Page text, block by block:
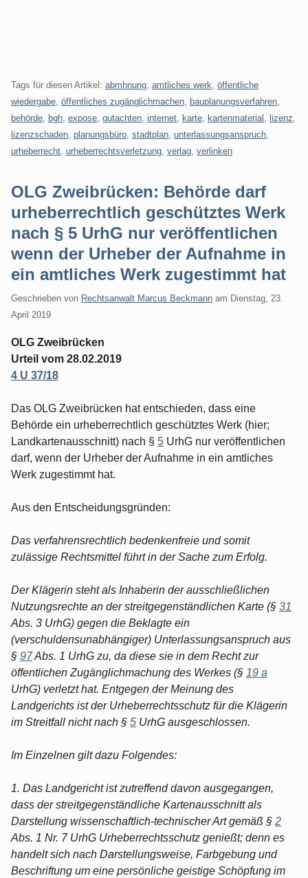
Tags für diesen Artikel: abmhnung amtliches werk öffentliche
wiedergabe öffentliches zugänglichmachen bauplanungsverfahren
behörde
bgh expose gutachten internet karte kartenmaterial lizenz
lizenzschaden planungsbüro stadtplan unterlassungsanspruch
urheberrecht urheberrechtsverletzung verlag verlinken
OLG Zweibrücken: Behörde darf
urheberrechtlich geschütztes Werk
nach § 5 UrhG nur veröffentlichen
wenn der Urheber der Aufnahme in
ein amtliches Werk zugestimmt hat
Geschrieben von Rechtsanwalt Marcus Beckmann am Dienstag, 23.
April 2019
OLG Zweibrücken
Urteil vom 28.02.2019
4 U 37/18
Das OLG Zweibrücken hat entschieden, dass eine
Behörde ein urheberrechtlich geschütztes Werk (hier;
Landkartenausschnitt) nach § 5 UrhG nur veröffentlichen
darf, wenn der Urheber der Aufnahme in ein amtliches
Werk zugestimmt hat.
Aus den Entscheidungsgründen:
Das verfahrensrechtlich bedenkenfreie und somit
zulässige Rechtsmittel führt in der Sache zum Erfolg.
Der Klägerin steht als Inhaberin der ausschließlichen
Nutzungsrechte an der streitgegenständlichen Karte (§ 31
Abs. 3 UrhG) gegen die Beklagte ein
(verschuldensunabhängiger) Unterlassungsanspruch aus
§ 97Abs. 1 UrhG zu, da diese sie in dem Recht zur
öffentlichen Zugänglichmachung des Werkes (§ 19 a
UrhG) verletzt hat. Entgegen der Meinung des
Landgerichts ist der Urheberrechtsschutz für die Klägerin
im Streitfall nicht nach § 5 UrhG ausgeschlossen.
Im Einzelnen gilt dazu Folgendes:
1. Das Landgericht ist zutreffend davon ausgegangen,
dass der streitgegenständliche Kartenausschnitt als
Darstellung wissenschaftlich-technischer Art gemäß § 2
Abs. 1 Nr. 7 UrhG Urheberrechtsschutz genießt; denn es
handelt sich nach Darstellungsweise, Farbgebung und
Beschriftung um eine persönliche geistige Schöpfung im